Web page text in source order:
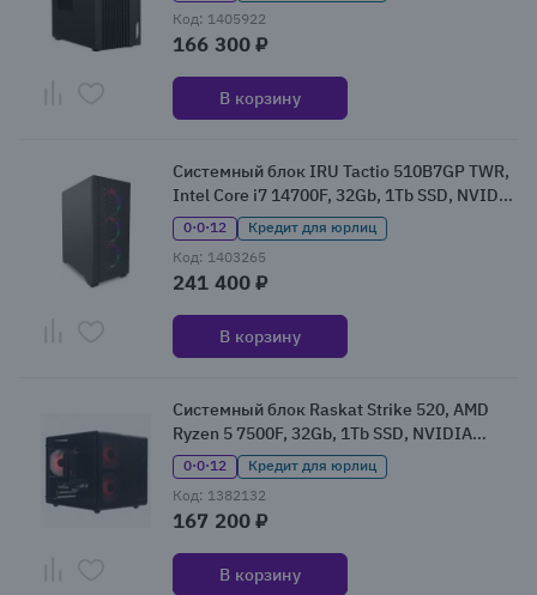
Код: 1405922
166 300 ₽
В корзину
Системный блок IRU Tactio 510B7GP TWR,
Intel Core i7 14700F, 32Gb, 1Tb SSD, NVIDIA
GeForce RTX 5070, Без ОС (2146243)
0·0·12
Кредит для юрлиц
Код: 1403265
241 400 ₽
В корзину
Системный блок Raskat Strike 520, AMD
Ryzen 5 7500F, 32Gb, 1Tb SSD, NVIDIA
GeForce RTX 5060, без ОС
(STRIKE520211457)
0·0·12
Кредит для юрлиц
Код: 1382132
167 200 ₽
В корзину